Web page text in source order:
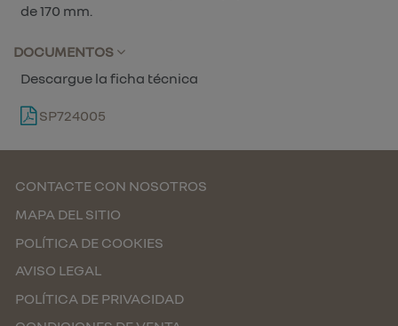
de 170 mm.
DOCUMENTOS
Descargue la ficha técnica
SP724005
CONTACTE CON NOSOTROS
MAPA DEL SITIO
POLÍTICA DE COOKIES
AVISO LEGAL
POLÍTICA DE PRIVACIDAD